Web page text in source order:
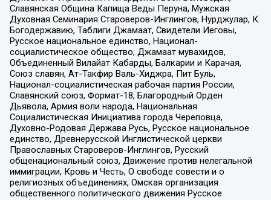
Славянская Община Капища Веды Перуна, Мужская
Духовная Семинария Староверов-Инглингов, Нурджулар, К
Богодержавию, Таблиги Джамаат, Свидетели Иеговы,
Русское национальное единство, Национал-
социалистическое общество, Джамаат мувахидов,
Объединенный Вилайат Кабарды, Балкарии и Карачая,
Союз славян, Ат-Такфир Валь-Хиджра, Пит Буль,
Национал-социалистическая рабочая партия России,
Славянский союз, Формат-18, Благородный Орден
Дьявола, Армия воли народа, Национальная
Социалистическая Инициатива города Череповца,
Духовно-Родовая Держава Русь, Русское национальное
единство, Древнерусской Инглистической церкви
Православных Староверов-Инглингов, Русский
общенациональный союз, Движение против нелегальной
иммиграции, Кровь и Честь, О свободе совести и о
религиозных объединениях, Омская организация
общественного политического движения Русское